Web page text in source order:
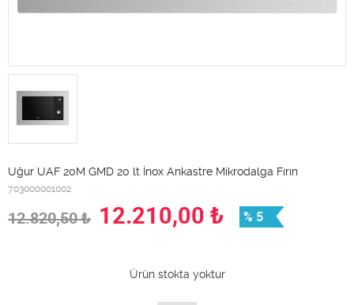
Uğur UAF 20M GMD 20 lt İnox Ankastre Mikrodalga Fırın
703000001002
12.820,50₺ 12.210,00 ₺ % 5
Ürün stokta yoktur